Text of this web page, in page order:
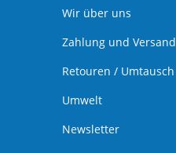
Wir über uns
Zahlung und Versand
Retouren / Umtausch
Umwelt
Newsletter